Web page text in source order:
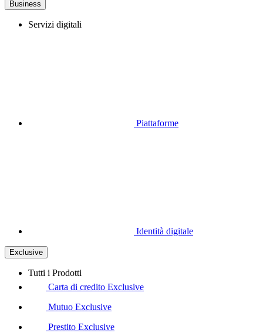
Business
Servizi digitali
Piattaforme
Identità digitale
Exclusive
Tutti i Prodotti
Carta di credito Exclusive
Mutuo Exclusive
Prestito Exclusive